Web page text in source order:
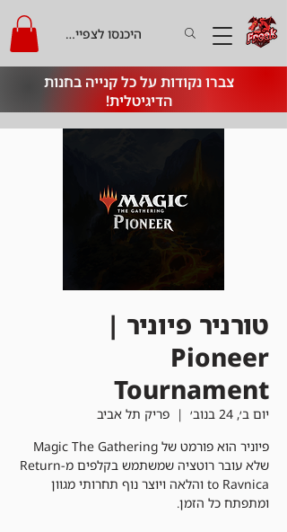
צברו נקודות על כל קנייה בחנות
הדיגיטלית!
היכנסו לצפייה בקרדיט
טורניר פיוניר |
Pioneer
Tournament
יום ב׳, 24 בנוב׳
  |
פריק תל אביב
פיוניר הוא פורמט של Magic The Gathering
שלא עובר רוטציה שמשתמש בקלפים מ-Return
to Ravnica והלאה ויוצר נוף תחרותי מגוון
ומתפתח כל הזמן.